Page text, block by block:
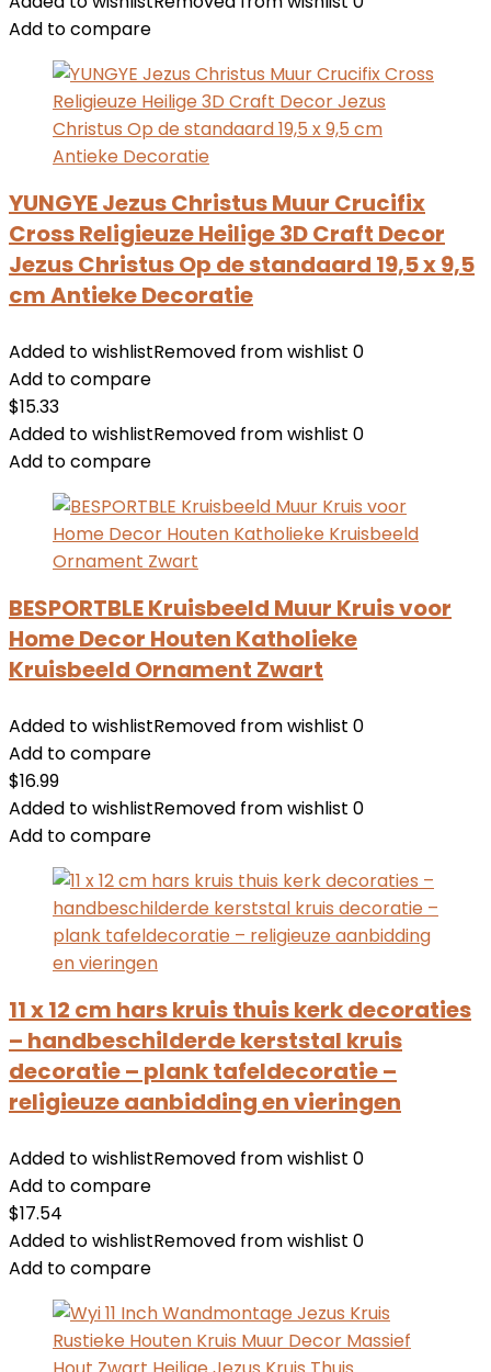
Add to compare
YUNGYE Jezus Christus Muur Crucifix
Cross Religieuze Heilige 3D Craft Decor
Jezus Christus Op de standaard 19,5 x 9,5
cm Antieke Decoratie
Added to wishlistRemoved from wishlist 0
Add to compare
$15.33
Added to wishlistRemoved from wishlist 0
Add to compare
BESPORTBLE Kruisbeeld Muur Kruis voor
Home Decor Houten Katholieke
Kruisbeeld Ornament Zwart
Added to wishlistRemoved from wishlist 0
Add to compare
$16.99
Added to wishlistRemoved from wishlist 0
Add to compare
11 x 12 cm hars kruis thuis kerk decoraties
– handbeschilderde kerststal kruis
decoratie – plank tafeldecoratie –
religieuze aanbidding en vieringen
Added to wishlistRemoved from wishlist 0
Add to compare
$17.54
Added to wishlistRemoved from wishlist 0
Add to compare